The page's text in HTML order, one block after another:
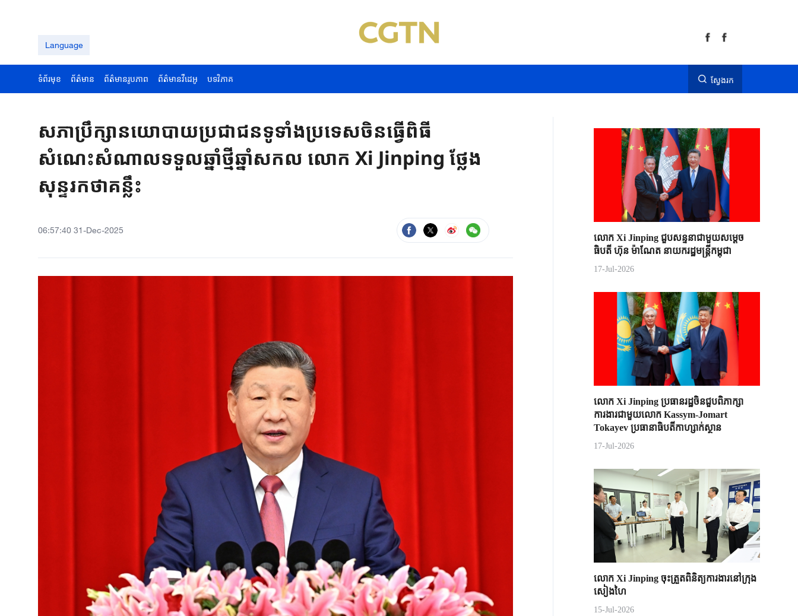
Language
ទំព័រមុខ ព័ត៌មាន ព័ត៌មានរូបភាព ព័ត៌មានវីដេអូ បទវិភាគ ស្វែងរក
សភាប្រឹក្សានយោបាយប្រជាជនទូទាំងប្រទេសចិនធ្វើពិធី
សំណេះសំណាលទទួលឆ្នាំថ្មីឆ្នាំសកល លោក Xi Jinping ថ្លែង
សុន្ទរកថាគន្លឹះ
06:57:40 31-Dec-2025
លោក Xi Jinping ជួបសន្ទនាជាមួយសម្តេច
ធិបតី ហ៊ុន ម៉ាណែត នាយករដ្ឋមន្ត្រីកម្ពុជា
17-Jul-2026
លោក Xi Jinping ប្រធានរដ្ឋចិន​ជួបពិភាក្សា​
ការងារជាមួយ​លោក Kassym-Jomart ​
Tokayev ​ប្រធានាធិបតី​កាហ្សាក់ស្ថាន​
17-Jul-2026
លោក Xi Jinping ចុះត្រួតពិនិត្យការងារនៅក្រុង
សៀងហៃ
15-Jul-2026